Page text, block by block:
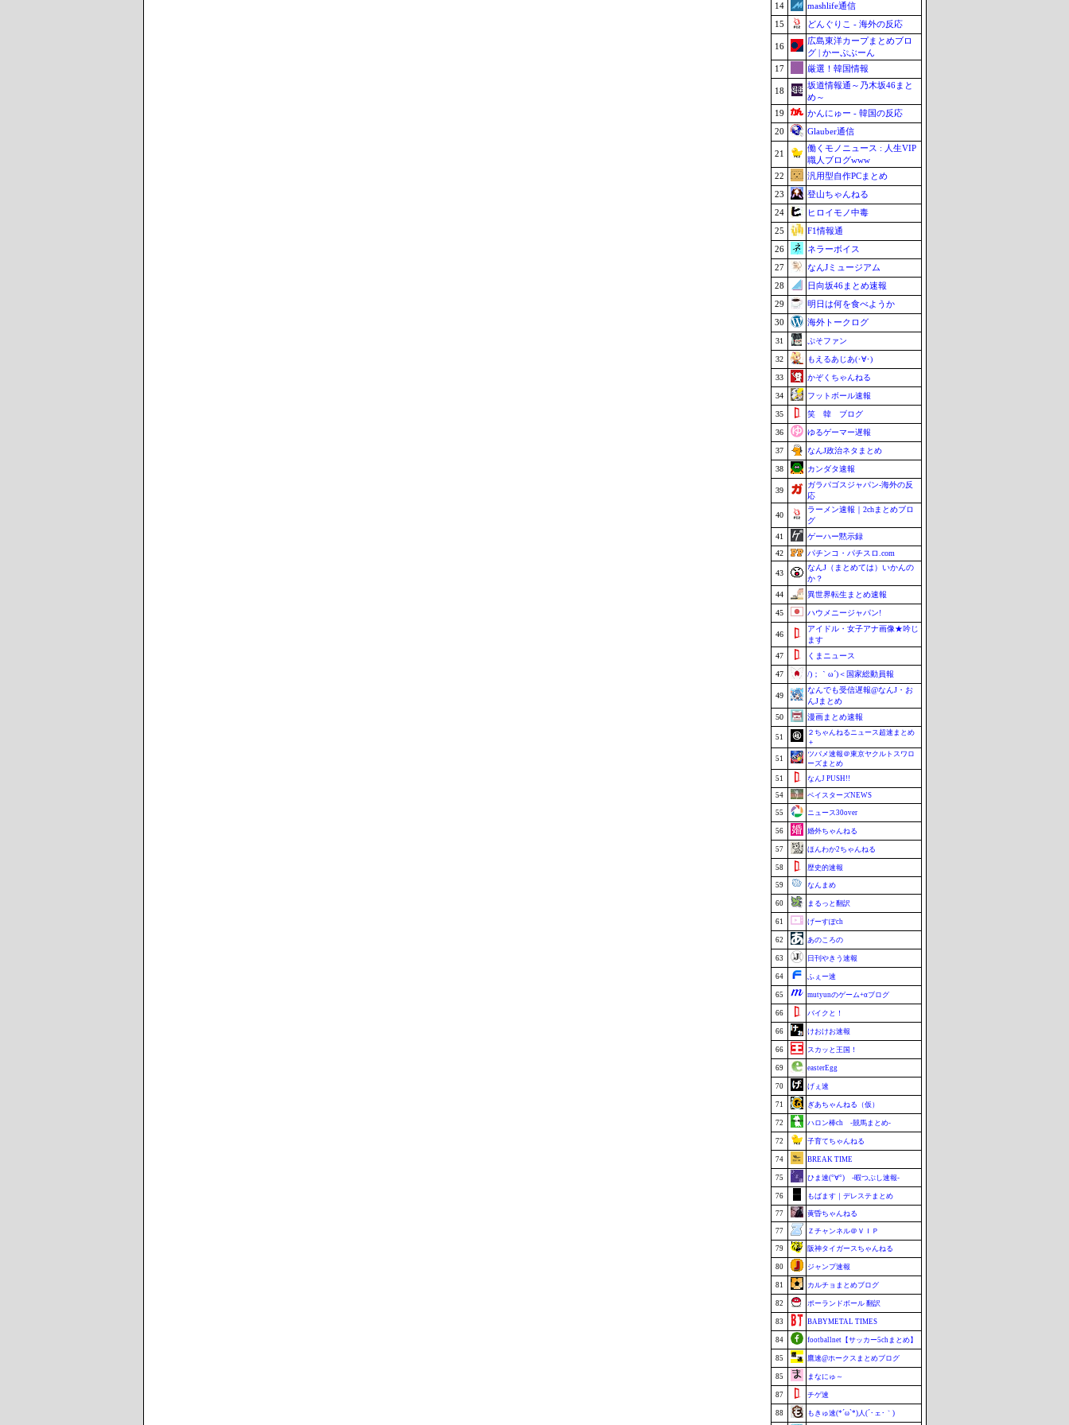
14
mashlife通信
15
どんぐりこ - 海外の反応
16
広島東洋カープまとめブロ
グ | かーぷぶーん
17
厳選！韓国情報
18
坂道情報通～乃木坂46まと
め～
19
かんにゅー - 韓国の反応
20
Glauber通信
21
働くモノニュース : 人生VIP
職人ブログwww
22
汎用型自作PCまとめ
23
登山ちゃんねる
24
ヒロイモノ中毒
25
F1情報通
26
ネラーボイス
27
なんJミュージアム
28
日向坂46まとめ速報
29
明日は何を食べようか
30
海外トークログ
31 ぷそファン
32 もえるあじあ(･∀･)
33 かぞくちゃんねる
34 フットボール速報
35 笑 韓 ブログ
36 ゆるゲーマー遅報
37 なんJ政治ネタまとめ
38 カンダタ速報
39
ガラパゴスジャパン-海外の反
応
40
ラーメン速報｜2chまとめブロ
グ
41
ゲーハー黙示録
42
パチンコ・パチスロ.com
43
なんJ（まとめては）いかんの
か？
44
異世界転生まとめ速報
45 ハウメニージャパン!
46
アイドル・女子アナ画像★吟じ
ます
47
くまニュース
47 /)；｀ω´)＜国家総動員報
49
なんでも受信遅報@なんJ・お
んJまとめ
50
漫画まとめ速報
51
２ちゃんねるニュース超速まとめ
＋
51
ツバメ速報＠東京ヤクルトスワロ
ーズまとめ
51
なんJ PUSH!!
54 ベイスターズNEWS
55 ニュース30over
56 婚外ちゃんねる
57 ほんわか2ちゃんねる
58 歴史的速報
59 なんまめ
60 まるっと翻訳
61 げーすぽch
62 あのころの
63 日刊やきう速報
64 ふぇー速
65 mutyunのゲーム+αブログ
66 バイクと！
66 けおけお速報
66 スカッと王国！
69 easterEgg
70 げぇ速
71 ぎあちゃんねる（仮）
72 ハロン棒ch -競馬まとめ-
72 子育てちゃんねる
74 BREAK TIME
75 ひま速(°∀°) -暇つぶし速報-
76 もばます｜デレステまとめ
77 黄昏ちゃんねる
77 Ｚチャンネル＠ＶＩＰ
79 阪神タイガースちゃんねる
80 ジャンプ速報
81 カルチョまとめブログ
82 ポーランドボール 翻訳
83 BABYMETAL TIMES
84 footballnet【サッカー5chまとめ】
85 鷹速@ホークスまとめブログ
85 まなにゅ～
87 チゲ速
88 もきゅ速(*´ω`*)人(´･ェ･｀)